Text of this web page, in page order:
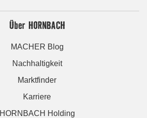
Über HORNBACH
MACHER Blog
Nachhaltigkeit
Marktfinder
Karriere
HORNBACH Holding